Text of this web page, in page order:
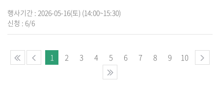
행사기간 : 2026-05-16(토) (14:00~15:30)
신청 : 6/6
1 2 3 4 5 6 7 8 9 10